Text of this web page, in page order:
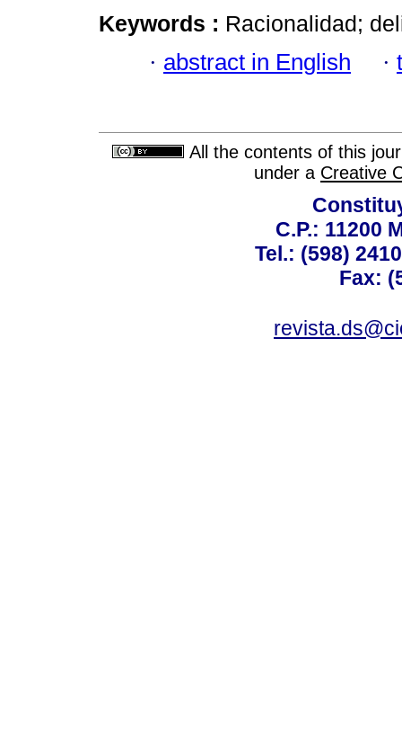
Keywords : Racionalidad;
· abstract in English ·
All the contents of this
under a Creative
C.P.: 11200
Tel.: (598)
Fax: